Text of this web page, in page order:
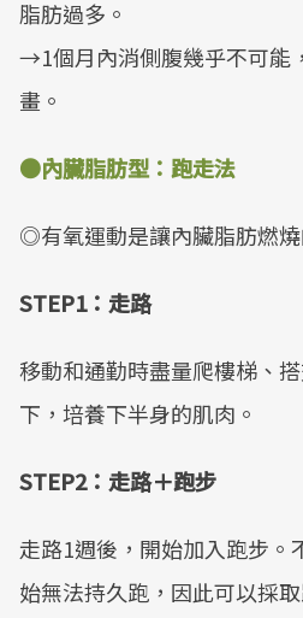
脂肪過多。
→1個月內消側腹幾乎不可能
畫。
●內臟脂肪型：跑走法
◎有氧運動是讓內臟脂肪燃燒
STEP1：走路
移動和通勤時盡量爬樓梯、
下，培養下半身的肌肉。
STEP2：走路＋跑步
走路1週後，開始加入跑步。
始無法持久跑，因此可以採